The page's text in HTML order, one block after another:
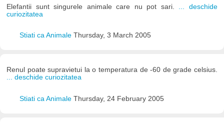
Elefantii sunt singurele animale care nu pot sari.
... deschide
curiozitatea
Stiati ca Animale Thursday, 3 March 2005
Renul poate supravietui la o temperatura de -60 de grade celsius.
... deschide curiozitatea
Stiati ca Animale Thursday, 24 February 2005